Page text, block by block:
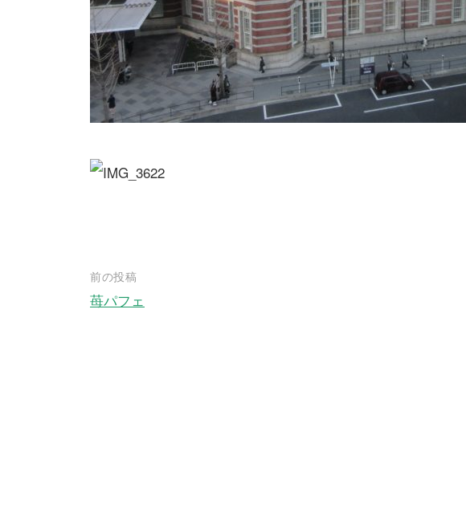
前の投稿
苺パフェ